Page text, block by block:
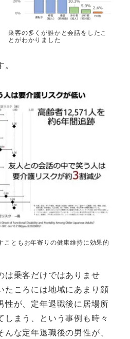
乗客の多くが誰かと会話をしたこ
とがわかりました
こともお年寄りの健康維持に効果的
は乗客だけではありませ
たころには地域にあまり顔
性が、定年退職後に居場所
しまう、という事例も時々
な定年退職後の男性が、